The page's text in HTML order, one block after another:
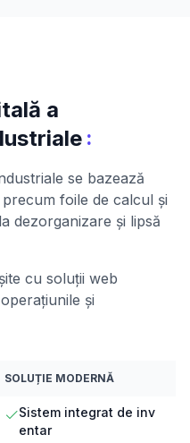
a
:
se bazează
foile de calcul și
dezorganizare și lipsă
cu soluții web
și
SOLUȚIE MODERNĂ
Sistem integrat de inv
entar